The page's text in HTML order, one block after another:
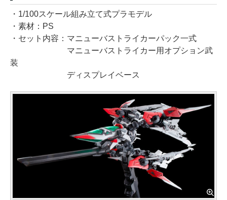
・1/100スケール組み立て式プラモデル
・素材：PS
・セット内容：マニューバストライカーパック一式
マニューバストライカー用オプション武
装
ディスプレイベース